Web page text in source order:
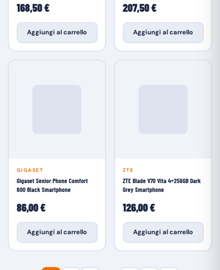
168,50 €
Aggiungi al carrello
207,50 €
Aggiungi al carrello
GIGASET
Gigaset Senior Phone Comfort
600 Black Smartphone
86,00 €
Aggiungi al carrello
ZTE
ZTE Blade V70 Vita 4+256GB Dark
Grey Smartphone
126,00 €
Aggiungi al carrello